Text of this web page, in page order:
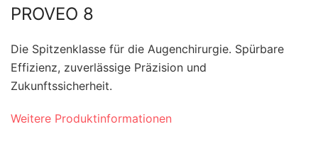
PROVEO 8
Die Spitzenklasse für die Augenchirurgie. Spürbare
Effizienz, zuverlässige Präzision und
Zukunftssicherheit.
Weitere Produktinformationen